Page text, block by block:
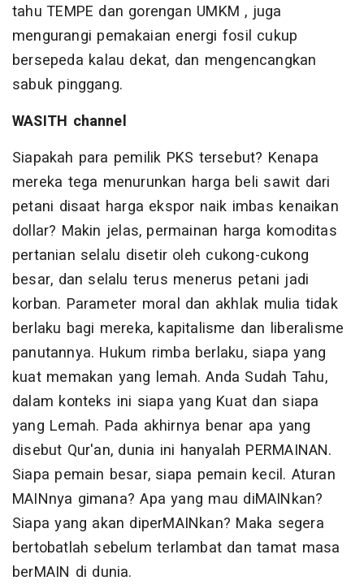
tahu TEMPE dan gorengan UMKM , juga
mengurangi pemakaian energi fosil cukup
bersepeda kalau dekat, dan mengencangkan
sabuk pinggang.
WASITH channel
Siapakah para pemilik PKS tersebut? Kenapa
mereka tega menurunkan harga beli sawit dari
petani disaat harga ekspor naik imbas kenaikan
dollar? Makin jelas, permainan harga komoditas
pertanian selalu disetir oleh cukong-cukong
besar, dan selalu terus menerus petani jadi
korban. Parameter moral dan akhlak mulia tidak
berlaku bagi mereka, kapitalisme dan liberalisme
panutannya. Hukum rimba berlaku, siapa yang
kuat memakan yang lemah. Anda Sudah Tahu,
dalam konteks ini siapa yang Kuat dan siapa
yang Lemah. Pada akhirnya benar apa yang
disebut Qur'an, dunia ini hanyalah PERMAINAN.
Siapa pemain besar, siapa pemain kecil. Aturan
MAINnya gimana? Apa yang mau diMAINkan?
Siapa yang akan diperMAINkan? Maka segera
bertobatlah sebelum terlambat dan tamat masa
berMAIN di dunia.